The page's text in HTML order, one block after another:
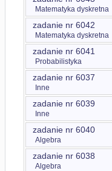
Matematyka dyskretna
zadanie nr 6042
Matematyka dyskretna
zadanie nr 6041
Probabilistyka
zadanie nr 6037
Inne
zadanie nr 6039
Inne
zadanie nr 6040
Algebra
zadanie nr 6038
Algebra